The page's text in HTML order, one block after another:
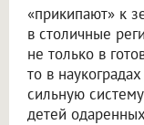
«прикипают» к
в столичные
не только в
то в
сильную
детей